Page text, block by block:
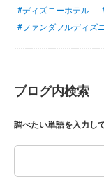
#ディズニーホテル
#ファンダフルディズ
ブログ内検索
調べたい単語を入力し